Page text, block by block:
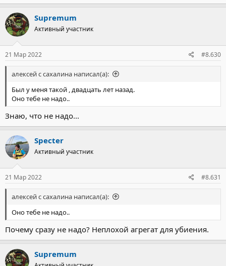
Supremum
Активный участник
21 Мар 2022 #8.630
алексей с сахалина написал(а):
Был у меня такой , двадцать лет назад.
Оно тебе не надо..
Знаю, что не надо...
Specter
Активный участник
21 Мар 2022 #8.631
алексей с сахалина написал(а):
Оно тебе не надо..
Почему сразу не надо? Неплохой агрегат для убиения.
Supremum